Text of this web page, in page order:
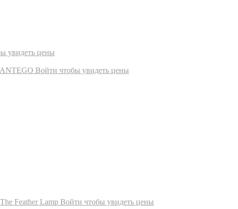
увидеть цены
Войти чтобы увидеть цены
Feather Lamp Войти чтобы увидеть цены